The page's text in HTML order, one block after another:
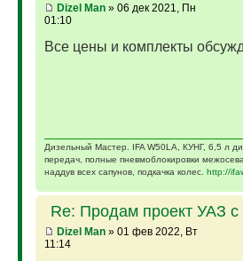
Dizel Man» 06 дек 2021, Пн
01:10
Все цены и комплекты
Дизельный Мастер. IFA W50LA, КУНГ, 6,5 л
передач, полные пневмоблокировки
наддув всех сапунов, подкачка колес. http://
Re: Продам проект УАЗ
Dizel Man» 01 фев 2022, Вт
11:14